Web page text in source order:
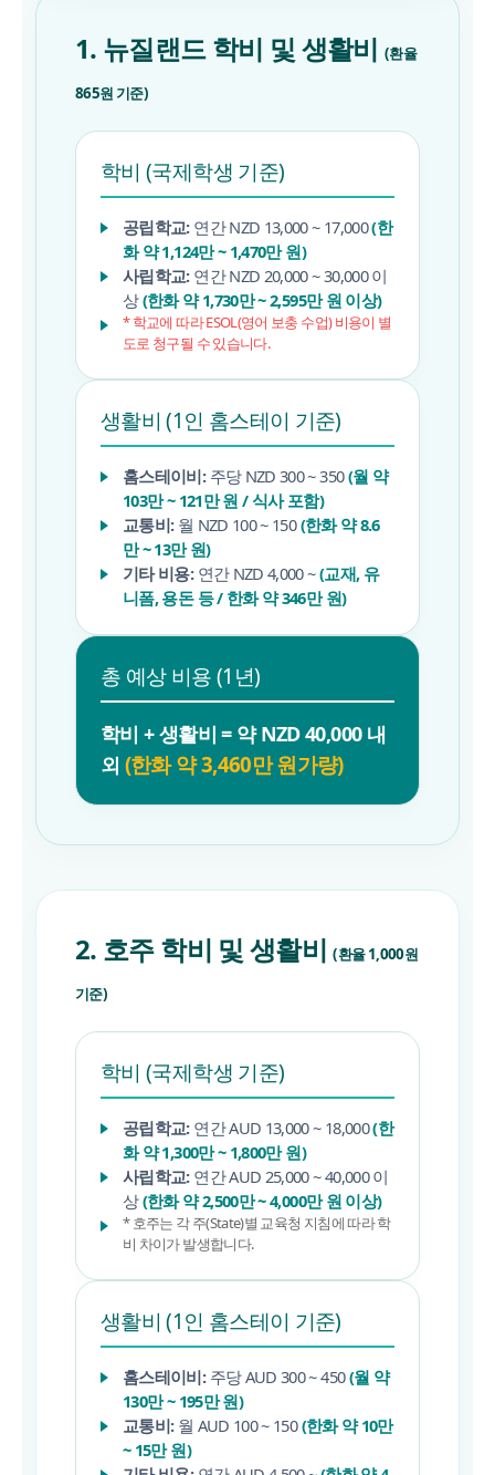
1. 뉴질랜드 학비 및 생활비(환율
865원 기준)
학비 (국제학생 기준)
공립학교:연간 NZD 13,000 ~ 17,000(한
화 약 1,124만 ~ 1,470만 원)
사립학교:연간 NZD 20,000 ~ 30,000 이
상(한화 약 1,730만 ~ 2,595만 원 이상)
* 학교에 따라 ESOL(영어 보충 수업) 비용이 별
도로 청구될 수 있습니다.
생활비 (1인 홈스테이 기준)
홈스테이비:주당 NZD 300 ~ 350(월 약
103만 ~ 121만 원 / 식사 포함)
교통비:월 NZD 100 ~ 150(한화 약 8.6
만 ~ 13만 원)
기타 비용:연간 NZD 4,000 ~(교재, 유
니폼, 용돈 등 / 한화 약 346만 원)
총 예상 비용 (1년)
학비 + 생활비 = 약 NZD 40,000 내
외 (한화 약 3,460만 원가량)
2. 호주 학비 및 생활비(환율 1,000원
기준)
학비 (국제학생 기준)
공립학교:연간 AUD 13,000 ~ 18,000(한
화 약 1,300만 ~ 1,800만 원)
사립학교:연간 AUD 25,000 ~ 40,000 이
상(한화 약 2,500만 ~ 4,000만 원 이상)
* 호주는 각 주(State)별 교육청 지침에 따라 학
비 차이가 발생합니다.
생활비 (1인 홈스테이 기준)
홈스테이비:주당 AUD 300 ~ 450(월 약
130만 ~ 195만 원)
교통비:월 AUD 100 ~ 150(한화 약 10만
~ 15만 원)